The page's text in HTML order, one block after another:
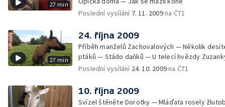
27 min
Poslední vysílání 7. 11. 2009na ČT1
27 min
24. října 2009
Příběh manželů Zachovalových — Několik
ptáků — Stádo daňků — U telecí hvězdy
Poslední vysílání 24. 10. 2009na ČT1
10. října 2009
Svízel štěněte Dorotky — Mláďata rosely